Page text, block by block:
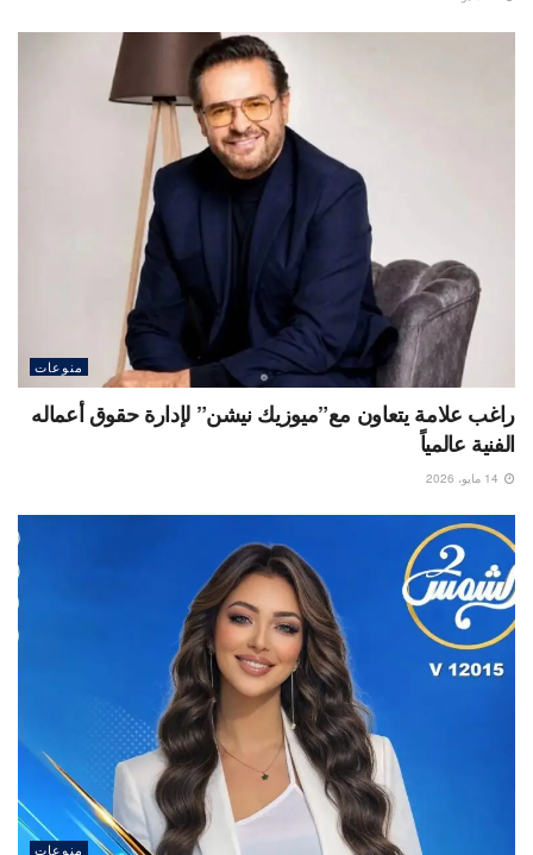
منوعات
راغب علامة يتعاون مع”ميوزيك نيشن” لإدارة حقوق أعماله
الفنية عالمياً
منوعات